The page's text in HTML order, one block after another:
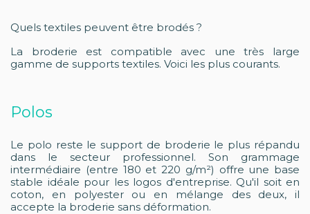
Quels textiles peuvent être brodés ?
La broderie est compatible avec une très large
gamme de supports textiles. Voici les plus courants.
Polos
Le polo reste le support de broderie le plus répandu
dans le secteur professionnel. Son grammage
intermédiaire (entre 180 et 220 g/m²) offre une base
stable idéale pour les logos d'entreprise. Qu'il soit en
coton, en polyester ou en mélange des deux, il
accepte la broderie sans déformation.